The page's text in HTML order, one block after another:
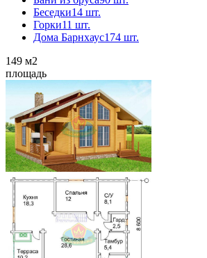
Беседки14 шт.
Горки11 шт.
Дома Барнхаус174 шт.
149 м2
площадь